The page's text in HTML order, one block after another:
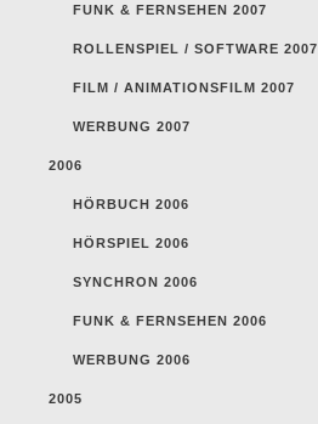
FUNK & FERNSEHEN 2007
ROLLENSPIEL / SOFTWARE 2007
FILM / ANIMATIONSFILM 2007
WERBUNG 2007
2006
HÖRBUCH 2006
HÖRSPIEL 2006
SYNCHRON 2006
FUNK & FERNSEHEN 2006
WERBUNG 2006
2005